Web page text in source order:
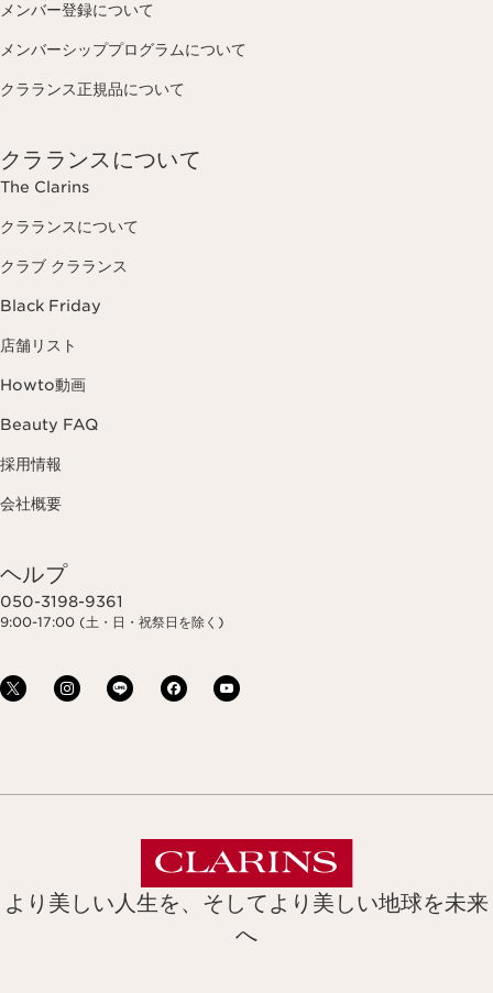
メンバー登録について
メンバーシッププログラムについて
クラランス正規品について
クラランスについて
The Clarins
クラランスについて
クラブ クラランス
Black Friday
店舗リスト
Howto動画
Beauty FAQ
採用情報
会社概要
ヘルプ
050-3198-9361
9:00-17:00 (土・日・祝祭日を除く)
より美しい人生を、そしてより美しい地球を未来
へ